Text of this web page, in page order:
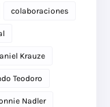
colaboraciones
Krauze
Teodoro
Nadler